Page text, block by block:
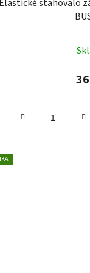
Elastické stahovalo